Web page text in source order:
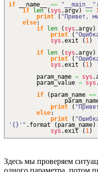
if __name__ == "__main__" :
if len ( sys .argv) == 1
print
( "Привет,
else:
if len ( sys .argv)
print
(
sys .exit ( 1 )
if len ( sys .argv)
print
(
sys .exit ( 1 )
param_name = sys .
param_value = sys .
if
( param_name ==
print
(
else:
print
(
'{}'" . format ( param_name)
sys .exit ( 1 )
Здесь мы проверяем
одного параметра, потом